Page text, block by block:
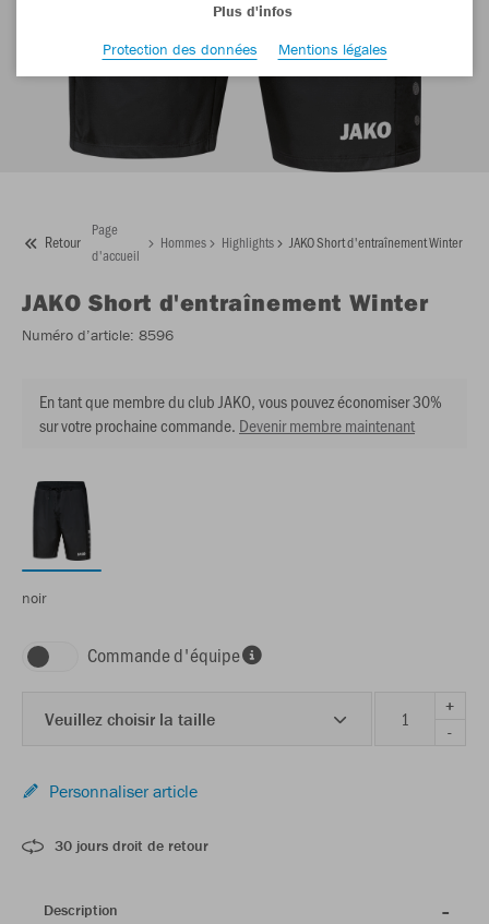
Retour
Page
d'accueil
Hommes Highlights JAKO Short d'entraînement Winter
JAKO Short d'entraînement Winter
Numéro d’article: 8596
En tant que membre du club JAKO, vous pouvez économiser 30%
sur votre prochaine commande. Devenir membre maintenant
noir
Commande d'équipe
Veuillez choisir la taille
+
-
Personnaliser article
30 jours droit de retour
Description
Plus d'infos
Protection des données
Mentions légales